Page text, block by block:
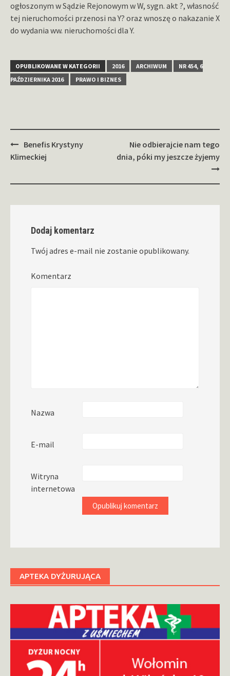
ogłoszonym w Sądzie Rejonowym w W, sygn. akt ?, własność
tej nieruchomości przenosi na Y? oraz wnoszę o nakazanie X
do wydania ww. nieruchomości dla Y.
OPUBLIKOWANE W KATEGORII 2016 ARCHIWUM
NR 454, 6
PAŹDZIERNIKA 2016
PRAWO I BIZNES
Zobacz
wpisy
Benefis Krystyny
Klimeckiej
Nie odbierajcie nam tego
dnia, póki my jeszcze żyjemy
Dodaj komentarz
Twój adres e-mail nie zostanie opublikowany.
Komentarz
Nazwa
E-mail
Witryna
internetowa
APTEKA DYŻURUJĄCA